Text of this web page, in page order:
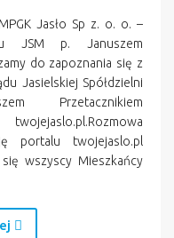
Jasło Sp z. o. o. –
JSM p. Januszem
do zapoznania się z
Jasielskiej Spółdzielni
Przetacznikiem
portalu twojejaslo.pl
wszyscy Mieszkańcy